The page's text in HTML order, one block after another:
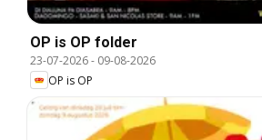
OP is OP folder
23-07-2026- 09-08-2026
OP is OP